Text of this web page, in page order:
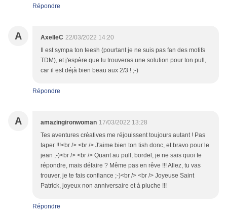
Répondre
A AxelleC 22/03/2022 14:20
Il est sympa ton teesh (pourtant je ne suis pas fan des motifs
TDM), et j'espère que tu trouveras une solution pour ton pull,
car il est déjà bien beau aux 2/3 ! ;-)
Répondre
A amazingironwoman 17/03/2022 13:28
Tes aventures créatives me réjouissent toujours autant ! Pas
taper !!!<br /> <br /> J'aime bien ton tish donc, et bravo pour le
jean ;-)<br /> <br /> Quant au pull, bordel, je ne sais quoi te
répondre, mais défaire ? Même pas en rêve !!! Allez, tu vas
trouver, je te fais confiance ;-)<br /> <br /> Joyeuse Saint
Patrick, joyeux non anniversaire et à pluche !!!
Répondre